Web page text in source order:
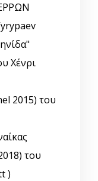
Χένρι
2015) του
του
)